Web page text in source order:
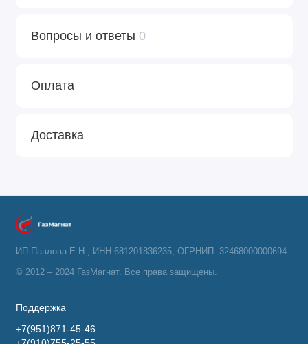
Вопросы и ответы 0
Оплата
Доставка
ИП Павлова Е.Н., ИНН:681201836235, ОГРНИП: 32468000000694
© 2012 – 2024 ГазМагнат. Все права защищены.
Поддержка
+7(951)871-45-46